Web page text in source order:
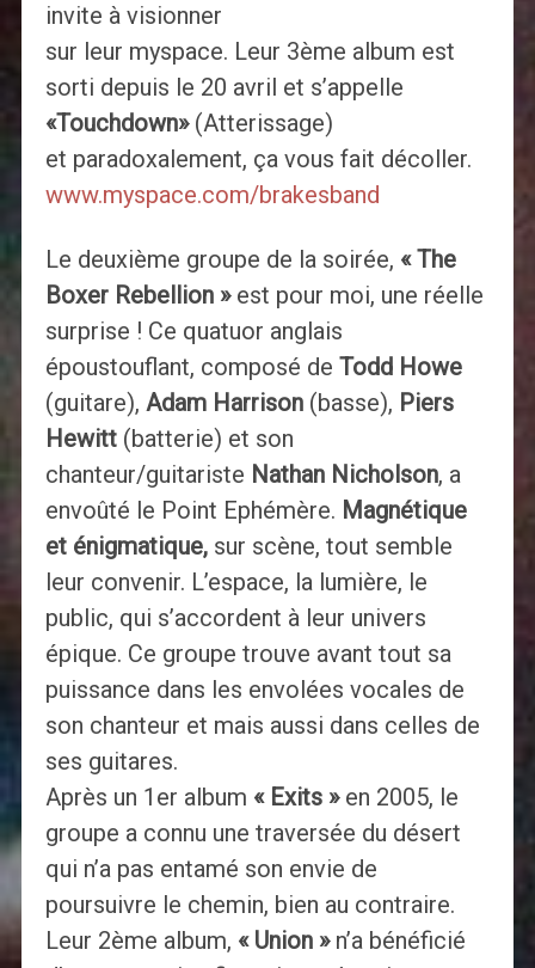
invite à visionner
sur leur myspace. Leur 3ème album est
sorti depuis le 20 avril et s’appelle
«Touchdown»(Atterissage)
et paradoxalement, ça vous fait décoller.
www.myspace.com/brakesband
Le deuxième groupe de la soirée, « The
Boxer Rebellion »est pour moi, une réelle
surprise ! Ce quatuor anglais
époustouflant, composé de Todd Howe
(guitare), Adam Harrison(basse), Piers
Hewitt(batterie) et son
chanteur/guitariste Nathan Nicholson, a
envoûté le Point Ephémère. Magnétique
et énigmatique, sur scène, tout semble
leur convenir. L’espace, la lumière, le
public, qui s’accordent à leur univers
épique. Ce groupe trouve avant tout sa
puissance dans les envolées vocales de
son chanteur et mais aussi dans celles de
ses guitares.
Après un 1er album « Exits » en 2005, le
groupe a connu une traversée du désert
qui n’a pas entamé son envie de
poursuivre le chemin, bien au contraire.
Leur 2ème album, « Union » n’a bénéficié